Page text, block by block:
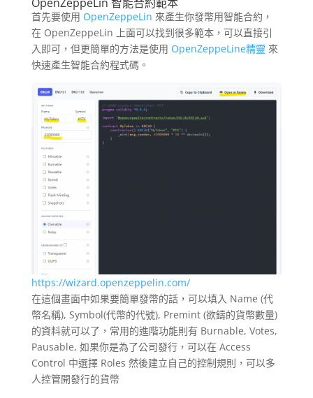
首先要使用 OpenZeppeLin 來產生你發幣用智能合約，
在 OpenZeppeLin 上面可以找到很多範本，可以直接引
入即可，但更簡單的方法是使用 OpenZeppeLine精靈 來
快速產生智能合約程式碼。
https://wizard.openzeppelin.com/
在這個畫面中如果要簡單發幣的話，可以填入 Name (代
幣名稱), Symbol(代幣的代號), Premint (欲鑄的貨幣數量)
的資料就可以了，常用的進階功能則有 Burnable, Votes,
Pausable, 如果你是為了公司發行，可以在 Access
Control 中選擇 Roles 然後建立自己的控制規則，可以多
人控管開發行的貨幣